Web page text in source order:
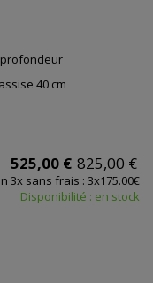
profondeur
40 cm
525,00 € 825,00 €
3x sans frais : 3x175.00€
Disponibilité : en stock